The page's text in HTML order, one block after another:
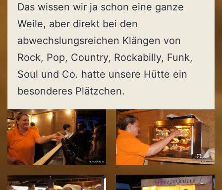
Das wissen wir ja schon eine ganze
Weile, aber direkt bei den
abwechslungsreichen Klängen von
Rock, Pop, Country, Rockabilly, Funk,
Soul und Co. hatte unsere Hütte ein
besonderes Plätzchen.